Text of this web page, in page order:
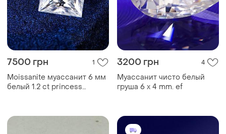
7500 грн 1
Moissanite муассанит 6 мм
белый 1.2 ct princess
3200 грн 4
Муассанит чисто белый
груша 6 х 4 mm. ef